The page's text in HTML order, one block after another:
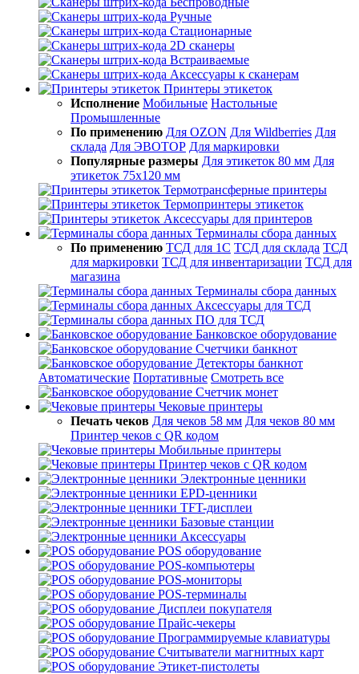
Ручные
Стационарные
2D сканеры
Встраиваемые
Аксессуары к сканерам
Принтеры этикеток
Исполнение Мобильные Настольные
Промышленные
По применению Для OZON Для Wildberries Для
склада Для ЭВОТОР Для маркировки
Популярные размеры Для этикеток 80 мм Для
этикеток 75х120 мм
Термотрансферные принтеры
Термопринтеры этикеток
Аксессуары для принтеров
Терминалы сбора данных
По применению ТСД для 1С ТСД для склада ТСД
для маркировки ТСД для инвентаризации ТСД для
магазина
Терминалы сбора данных
Аксессуары для ТСД
ПО для ТСД
Банковское оборудование
Счетчики банкнот
Детекторы банкнот
Автоматические Портативные Смотреть все
Счетчик монет
Чековые принтеры
Печать чеков Для чеков 58 мм Для чеков 80 мм
Принтер чеков с QR кодом
Мобильные принтеры
Принтер чеков с QR кодом
Электронные ценники
EPD-ценники
TFT-дисплеи
Базовые станции
Аксессуары
POS оборудование
POS-компьютеры
POS-мониторы
POS-терминалы
Дисплеи покупателя
Прайс-чекеры
Программируемые клавиатуры
Считыватели магнитных карт
Этикет-пистолеты